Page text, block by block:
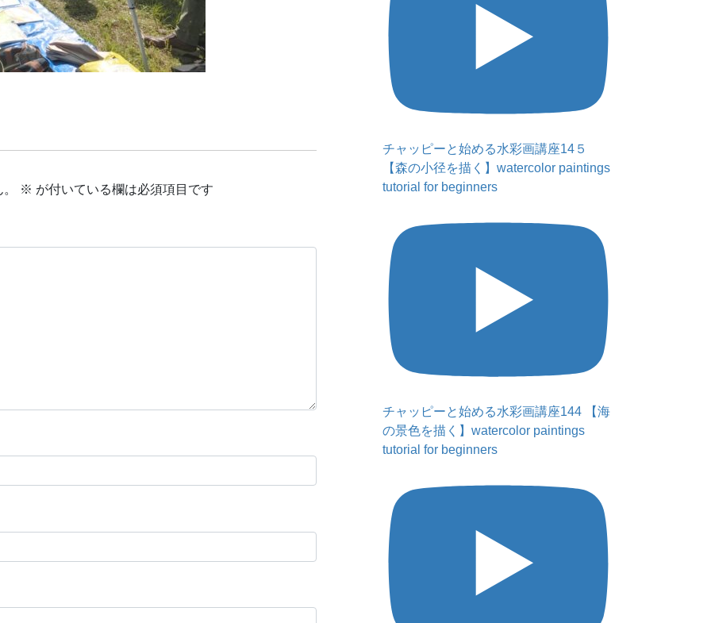
※ が付いている欄は必須項目です
チャッピーと始める水彩画講座14５
【森の小径を描く】watercolor paintings
tutorial for beginners
チャッピーと始める水彩画講座144 【海
の景色を描く】watercolor paintings
tutorial for beginners